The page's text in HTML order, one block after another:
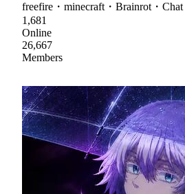
freefire・minecraft・Brainrot・
1,681
Online
26,667
Members